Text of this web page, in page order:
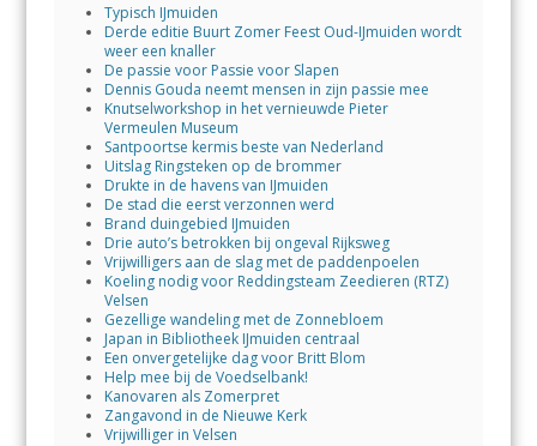
Typisch IJmuiden
Derde editie Buurt Zomer Feest Oud-IJmuiden wordt
weer een knaller
De passie voor Passie voor Slapen
Dennis Gouda neemt mensen in zijn passie mee
Knutselworkshop in het vernieuwde Pieter
Vermeulen Museum
Santpoortse kermis beste van Nederland
Uitslag Ringsteken op de brommer
Drukte in de havens van IJmuiden
De stad die eerst verzonnen werd
Brand duingebied IJmuiden
Drie auto’s betrokken bij ongeval Rijksweg
Vrijwilligers aan de slag met de paddenpoelen
Koeling nodig voor Reddingsteam Zeedieren (RTZ)
Velsen
Gezellige wandeling met de Zonnebloem
Japan in Bibliotheek IJmuiden centraal
Een onvergetelijke dag voor Britt Blom
Help mee bij de Voedselbank!
Kanovaren als Zomerpret
Zangavond in de Nieuwe Kerk
Vrijwilliger in Velsen